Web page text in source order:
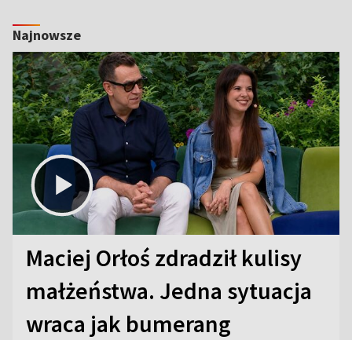
Najnowsze
Maciej Orłoś zdradził kulisy
małżeństwa. Jedna sytuacja
wraca jak bumerang